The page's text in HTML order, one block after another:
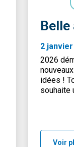
Belle
2
2026
idées !
souhaite
année à
Voir